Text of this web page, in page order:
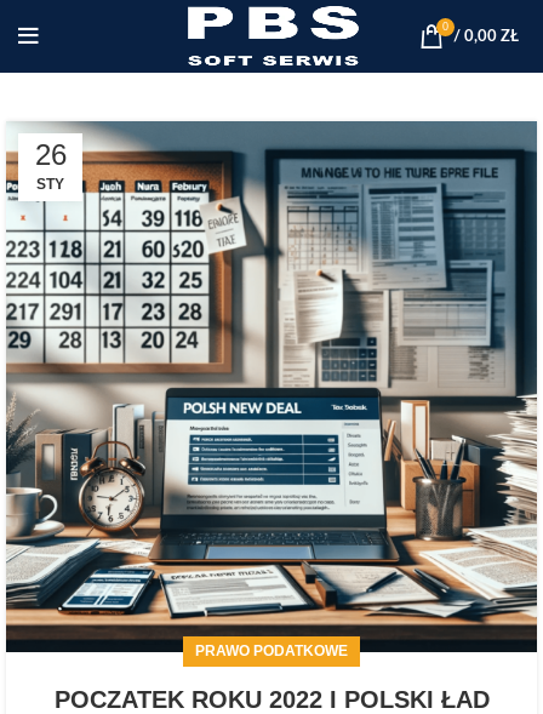
0
/ 0,00 ZŁ
26
STY
PRAWO PODATKOWE
POCZATEK ROKU 2022 I POLSKI ŁAD